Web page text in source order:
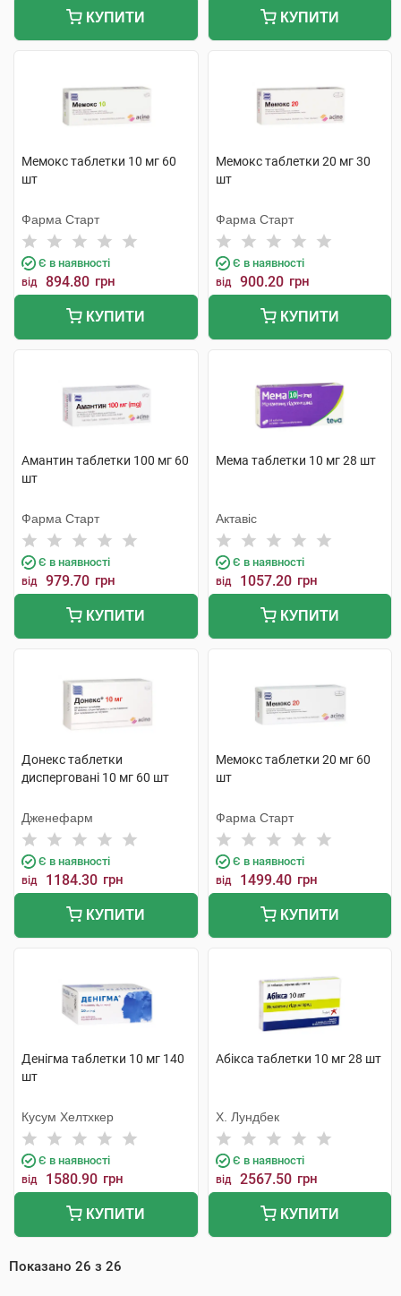
КУПИТИ КУПИТИ
Мемокс таблетки 10 мг 60
шт
Фарма Старт
Є в наявності
від 894.80 грн
КУПИТИ
Мемокс таблетки 20 мг 30
шт
Фарма Старт
Є в наявності
від 900.20 грн
КУПИТИ
Амантин таблетки 100 мг 60
шт
Фарма Старт
Є в наявності
від 979.70 грн
КУПИТИ
Мема таблетки 10 мг 28 шт
Актавіс
Є в наявності
від 1057.20 грн
КУПИТИ
Донекс таблетки
дисперговані 10 мг 60 шт
Дженефарм
Є в наявності
від 1184.30 грн
КУПИТИ
Мемокс таблетки 20 мг 60
шт
Фарма Старт
Є в наявності
від 1499.40 грн
КУПИТИ
Денігма таблетки 10 мг 140
шт
Кусум Хелтхкер
Є в наявності
від 1580.90 грн
КУПИТИ
Абікса таблетки 10 мг 28 шт
Х. Лундбек
Є в наявності
від 2567.50 грн
КУПИТИ
Показано 26 з 26